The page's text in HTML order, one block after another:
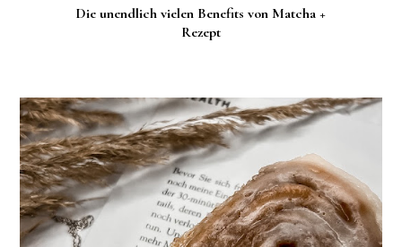
Die unendlich vielen Benefits von Matcha +
Rezept